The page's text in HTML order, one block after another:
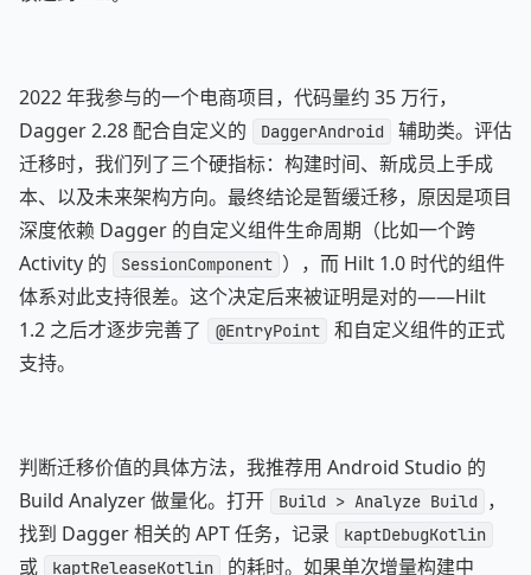
2022 年我参与的一个电商项目，代码量约 35 万行，
Dagger 2.28 配合自定义的
DaggerAndroid
辅助类。评估
迁移时，我们列了三个硬指标：构建时间、新成员上手成
本、以及未来架构方向。最终结论是暂缓迁移，原因是项目
深度依赖 Dagger 的自定义组件生命周期（比如一个跨
Activity 的
SessionComponent ），而 Hilt 1.0 时代的组件
体系对此支持很差。这个决定后来被证明是对的——Hilt
1.2 之后才逐步完善了
@EntryPoint
和自定义组件的正式
支持。
判断迁移价值的具体方法，我推荐用 Android Studio 的
Build Analyzer 做量化。打开
Build > Analyze Build
，
找到 Dagger 相关的 APT 任务，记录
kaptDebugKotlin
或 kaptReleaseKotlin
的耗时。如果单次增量构建中